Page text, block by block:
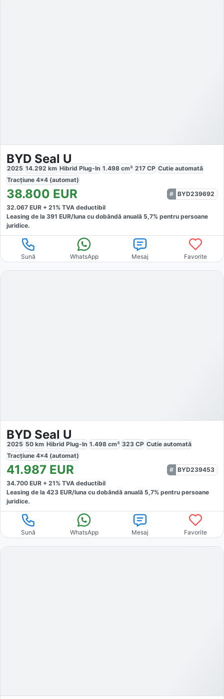
BYD Seal U
2025 14.292 km Hibrid Plug-In 1.498 cm³ 217 CP Cutie automată
Tracțiune 4x4 (automat)
38.800 EUR
BYD239692
32.067 EUR + 21% TVA deductibil
Leasing de la 391 EUR/luna cu dobăndă anuală 5,7% pentru persoane
juridice.
Sună WhatsApp Mesaj Favorite
BYD Seal U
2025 50 km Hibrid Plug-In 1.498 cm³ 323 CP Cutie automată
Tracțiune 4x4 (automat)
41.987 EUR
BYD239453
34.700 EUR + 21% TVA deductibil
Leasing de la 423 EUR/luna cu dobăndă anuală 5,7% pentru persoane
juridice.
Sună WhatsApp Mesaj Favorite